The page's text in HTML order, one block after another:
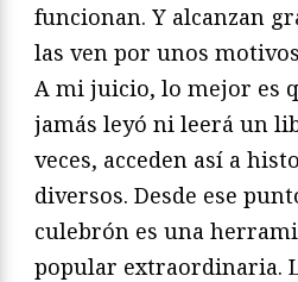
funcionan. Y alcanzan
las ven por unos
A mi juicio, lo mejor es
jamás leyó ni leerá un
veces, acceden así a
diversos. Desde ese
culebrón es una
popular extraordinaria.